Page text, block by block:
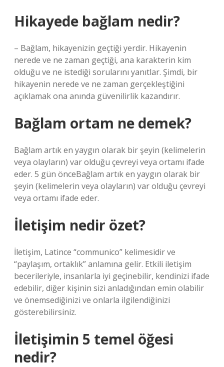
Hikayede bağlam nedir?
– Bağlam, hikayenizin geçtiği yerdir. Hikayenin
nerede ve ne zaman geçtiği, ana karakterin kim
olduğu ve ne istediği sorularını yanıtlar. Şimdi, bir
hikayenin nerede ve ne zaman gerçekleştiğini
açıklamak ona anında güvenilirlik kazandırır.
Bağlam ortam ne demek?
Bağlam artık en yaygın olarak bir şeyin (kelimelerin
veya olayların) var olduğu çevreyi veya ortamı ifade
eder. 5 gün önceBağlam artık en yaygın olarak bir
şeyin (kelimelerin veya olayların) var olduğu çevreyi
veya ortamı ifade eder.
İletişim nedir özet?
İletişim, Latince “communico” kelimesidir ve
“paylaşım, ortaklık” anlamına gelir. Etkili iletişim
becerileriyle, insanlarla iyi geçinebilir, kendinizi ifade
edebilir, diğer kişinin sizi anladığından emin olabilir
ve önemsediğinizi ve onlarla ilgilendiğinizi
gösterebilirsiniz.
İletişimin 5 temel öğesi
nedir?